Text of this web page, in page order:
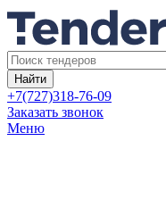
Найти
+7(727)318-76-09
Заказать звонок
Меню